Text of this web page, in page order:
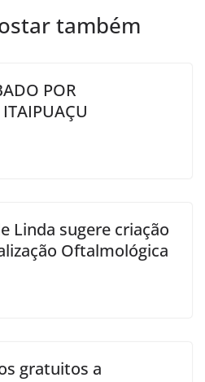
também
POR
Linda sugere criação
Oftalmológica
gratuitos a